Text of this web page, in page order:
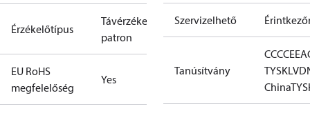
Érzékelőtípus
Távérzékelő
patron
EU RoHS
megfelelőség
Yes
Szervizelhető
Tanúsítvány
CCCCE
TYSKLVD
China